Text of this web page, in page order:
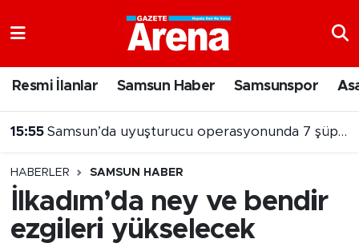
Resmi İlanlar Samsun Haber Samsunspor
15:55 Samsun’da uyuşturucu operasyonunda 7 şüpheli cezaevine gönderildi
HABERLER SAMSUN HABER
İlkadım’da ney ve bendir
ezgileri yükselecek
Samsun Namaz Vakitleri
Süper Lig Puan Durumu ve Fikstür